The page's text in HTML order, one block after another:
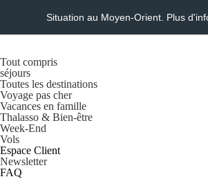
Situation au Moyen-Orient. Plus
Tout compris
séjours
Toutes les destinations
Voyage pas cher
Vacances en famille
Thalasso & Bien-être
Week-End
Vols
Espace Client
Newsletter
FAQ